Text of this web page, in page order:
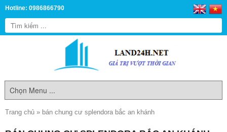
Hotline: 0986866790
Trang chủ » bán chung cư splendora bắc an khánh